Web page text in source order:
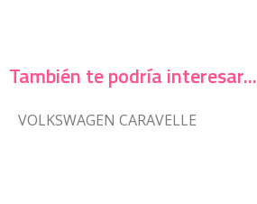
También te podría interesar...
VOLKSWAGEN CARAVELLE